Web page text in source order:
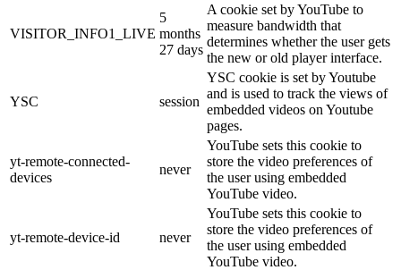
VISITOR_INFO1_LIVE
5
months
27 days
A cookie set by YouTube to
measure bandwidth that
determines whether the user gets
the new or old player interface.
YSC session
YSC cookie is set by Youtube
and is used to track the views of
embedded videos on Youtube
pages.
yt-remote-connected-
devices
never
YouTube sets this cookie to
store the video preferences of
the user using embedded
YouTube video.
yt-remote-device-id never
YouTube sets this cookie to
store the video preferences of
the user using embedded
YouTube video.